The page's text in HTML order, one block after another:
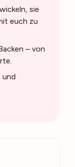
sie
euch zu
– von
und